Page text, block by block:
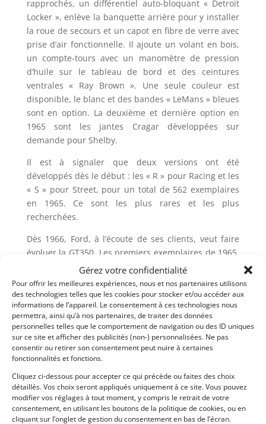
Gérez votre confidentialité
Pour offrir les meilleures expériences, nous et nos partenaires utilisons
des technologies telles que les cookies pour stocker et/ou accéder aux
informations de l’appareil. Le consentement à ces technologies nous
permettra, ainsi qu’à nos partenaires, de traiter des données
personnelles telles que le comportement de navigation ou des ID uniques
sur ce site et afficher des publicités (non-) personnalisées. Ne pas
consentir ou retirer son consentement peut nuire à certaines
fonctionnalités et fonctions.
Cliquez ci-dessous pour accepter ce qui précède ou faites des choix
détaillés. Vos choix seront appliqués uniquement à ce site. Vous pouvez
modifier vos réglages à tout moment, y compris le retrait de votre
consentement, en utilisant les boutons de la politique de cookies, ou en
cliquant sur l’onglet de gestion du consentement en bas de l’écran.
rapprochés, un différentiel auto-bloquant « Detroit
Locker », enlève la banquette arrière pour y installer
la roue de secours et un capot en fibre de verre avec
prise d’air fonctionnelle. Il ajoute un volant en bois,
un compte-tours avec un manomètre de pression
d’huile sur le tableau de bord et des ceintures
ventrales « Ray Brown ». Une seule couleur est
disponible, le blanc et des bandes « LeMans » bleues
sont en option. La deuxième et dernière option en
1965 sont les jantes Cragar développées sur
demande pour Shelby.
Il est à signaler que deux versions ont été
développés dès le début : les « R » pour Racing et les
« S » pour Street, pour un total de 562 exemplaires
en 1965. Ce sont les plus rares et les plus
recherchées.
Dès 1966, Ford, à l’écoute de ses clients, veut faire
évoluer la GT350. Les premiers exemplaires de 1965,
très typés course. Pour y remédier, plusieurs
couleurs sont disponibles (avec ou sans les bandes
« LeMans »). On peut même avoir une boîte
automatique, il n y a plus d’échappements latéraux,
elle devient une véritable quatre places, des petites
vitres sont ajoutées sur les montants d’aile arrière,
ainsi que des prises d’air fonctionnelles pour le
refroidissement des freins arrière. Ces deux
dernières modifications étant destinées à bien
accentuer la différence entre une Shelby et une
Mustang normale !